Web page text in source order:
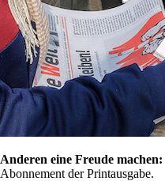
Anderen eine Freude machen:
Abonnement der Printausgabe.